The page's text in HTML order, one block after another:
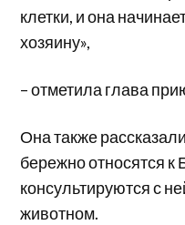
клетки, и она
хозяину»,
– отметила глава
Она также
бережно относятся к
консультируются с
животном.